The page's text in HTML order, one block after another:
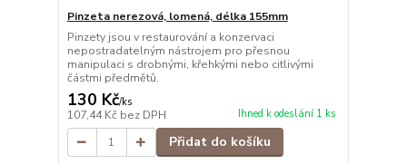
Pinzeta nerezová, lomená, délka 155mm
Pinzety jsou v restaurování a konzervaci
nepostradatelným nástrojem pro přesnou
manipulaci s drobnými, křehkými nebo citlivými
částmi předmětů.
130 Kč/ks
107,44 Kč bez DPH Ihned k odeslání 1 ks
Přidat do košíku